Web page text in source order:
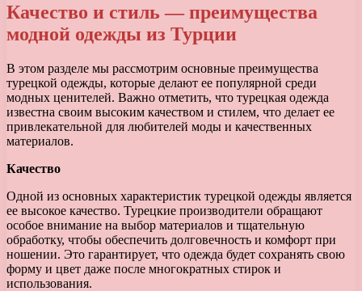
Качество и стиль — преимущества
модной одежды из Турции
В этом разделе мы рассмотрим основные преимущества
турецкой одежды, которые делают ее популярной среди
модных ценителей. Важно отметить, что турецкая одежда
известна своим высоким качеством и стилем, что делает ее
привлекательной для любителей моды и качественных
материалов.
Качество
Одной из основных характеристик турецкой одежды является
ее высокое качество. Турецкие производители обращают
особое внимание на выбор материалов и тщательную
обработку, чтобы обеспечить долговечность и комфорт при
ношении. Это гарантирует, что одежда будет сохранять свою
форму и цвет даже после многократных стирок и
использования.